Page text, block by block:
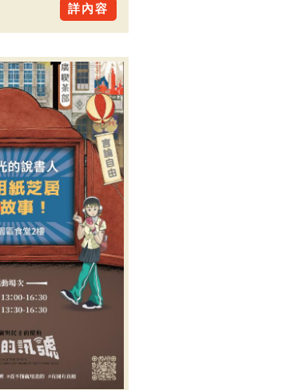
詳內容